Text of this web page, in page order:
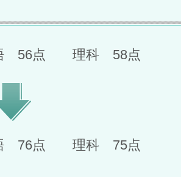
56点 理科 58点
76点 理科 75点